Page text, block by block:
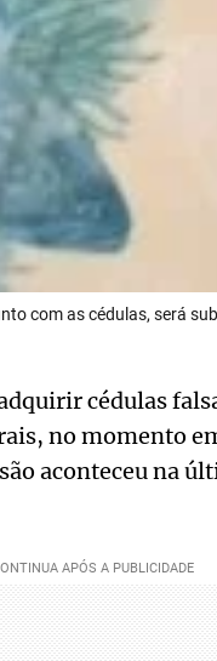
com as cédulas, será
cédulas
no momento
aconteceu na